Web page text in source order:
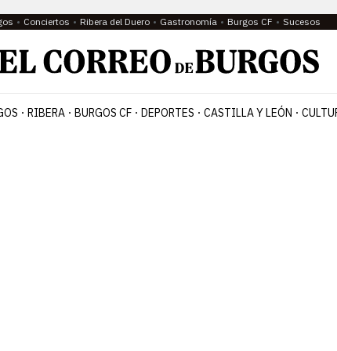
Conciertos Ribera del Duero Gastronomía Burgos CF Sucesos
RIBERA BURGOS CF DEPORTES CASTILLA Y LEÓN